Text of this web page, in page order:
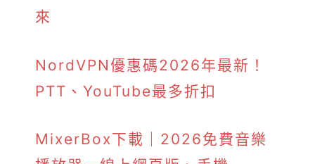
來
NordVPN優惠碼2026年最新！
PTT、YouTube最多折扣
MixerBox下載｜2026免費音樂